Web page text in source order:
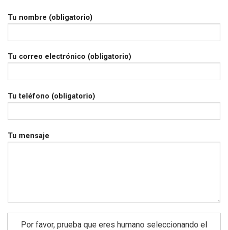
Tu nombre (obligatorio)
Tu correo electrónico (obligatorio)
Tu teléfono (obligatorio)
Tu mensaje
Por favor, prueba que eres humano seleccionando el